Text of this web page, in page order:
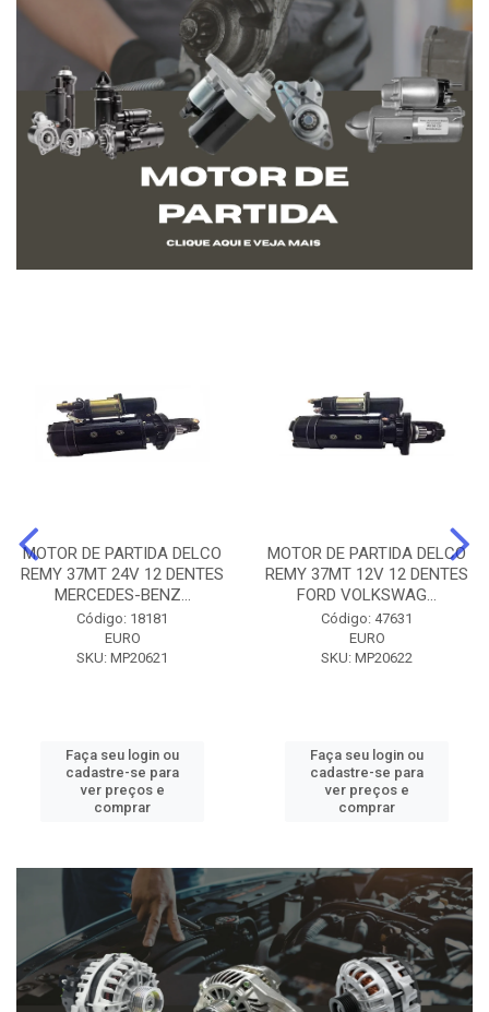
MOTOR DE PARTIDA DELCO
REMY 37MT 24V 12 DENTES
MERCEDES-BENZ...
Código: 18181
EURO
SKU: MP20621
Faça seu login ou
cadastre-se para
ver preços e
comprar
MOTOR DE PARTIDA DELCO
REMY 37MT 12V 12 DENTES
FORD VOLKSWAG...
Código: 47631
EURO
SKU: MP20622
Faça seu login ou
cadastre-se para
ver preços e
comprar